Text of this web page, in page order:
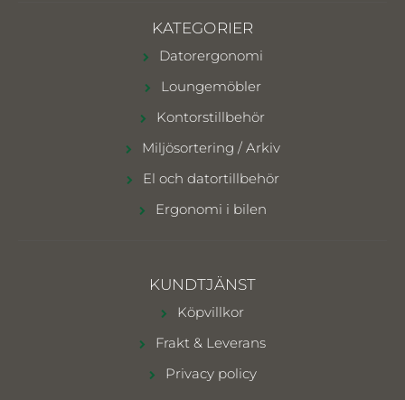
KATEGORIER
Datorergonomi
Loungemöbler
Kontorstillbehör
Miljösortering / Arkiv
El och datortillbehör
Ergonomi i bilen
KUNDTJÄNST
Köpvillkor
Frakt & Leverans
Privacy policy